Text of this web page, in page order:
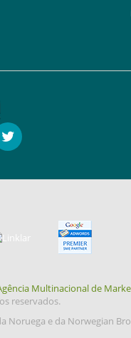
Multinacional de
reservados.
e da Norwegian